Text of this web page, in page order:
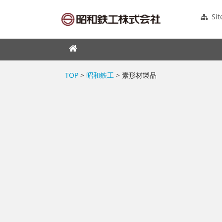
TOP > 昭和鉄工 > 素形材製品